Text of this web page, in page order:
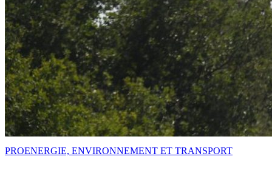
PROENERGIE, ENVIRONNEMENT ET TRANSPORT